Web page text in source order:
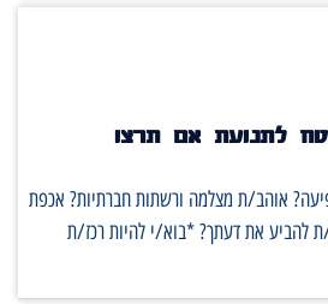
לתנועת אם תרצו
אוהב/ת מצלמה ורשתות חברתיות? אכפת
להביע את דעתך? *בוא/י להיות רכז/ת